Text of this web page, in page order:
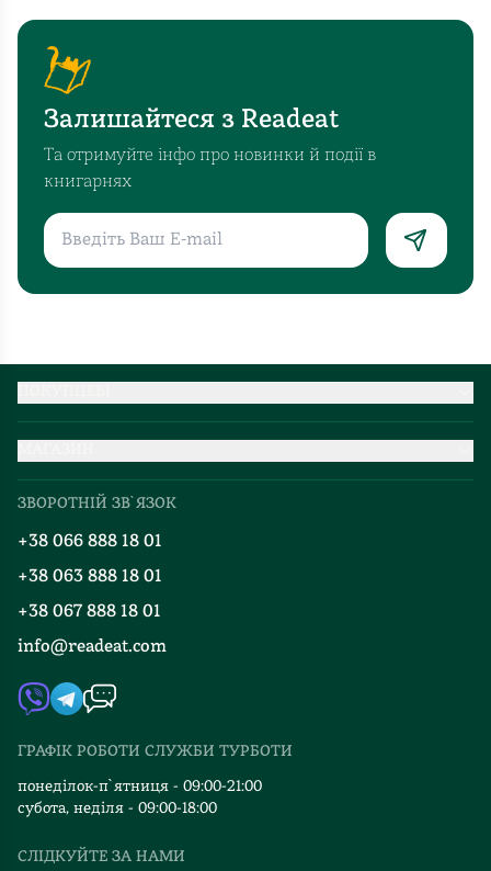
Залишайтеся з Readeat
Та отримуйте інфо про новинки й події в
книгарнях
Про нас
Добірки
Блог
Події
Книгарні
Контакти
Автори
Видавництва
Відгуки та оцінка RDT
Партнерство
ЗВОРОТНІЙ ЗВ`ЯЗОК
+38 066 888 18 01
+38 063 888 18 01
+38 067 888 18 01
info@readeat.com
ГРАФІК РОБОТИ СЛУЖБИ ТУРБОТИ
понеділок-п`ятниця - 09:00-21:00
субота, неділя - 09:00-18:00
СЛІДКУЙТЕ ЗА НАМИ